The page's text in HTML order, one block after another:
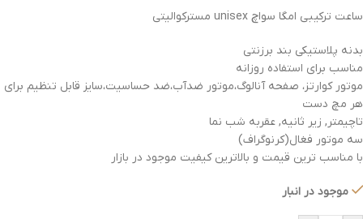
ساعت ترکیبی امگا سواچ unisex مسترکوالیتی
بدنه پلاستیکی بند برزنتی
مناسب برای استفاده روزانه
موتور کوارتز، صفحه آنالوگ،موتور ضدآب،ضد حساسیت،سایز قابل تنظیم برای
هر مچ دست
تاچیمتر, زیر ثانیه, عقربه شب نما
سه موتور فغال(کرنوگراف)
با مناسب ترین قیمت و بالاترین کیفیت موجود در بازار
موجود در انبار